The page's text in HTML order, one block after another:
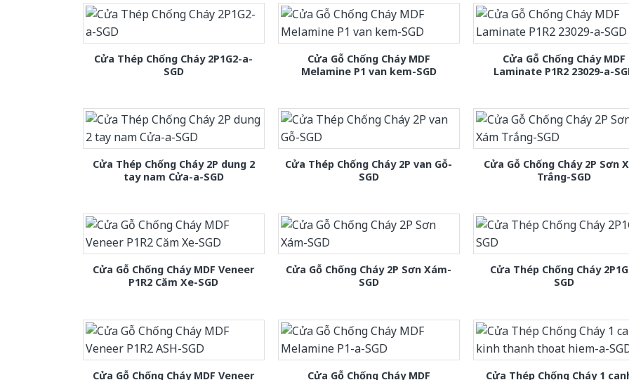
Cửa Thép Chống Cháy 2P1G2-a-
SGD
Cửa Gỗ Chống Cháy MDF
Melamine P1 van kem-SGD
Cửa Gỗ Chống Cháy MDF
Laminate P1R2 23029-a-
Cửa Thép Chống Cháy 2P dung 2
tay nam Cửa-a-SGD
Cửa Thép Chống Cháy 2P van Gỗ-
SGD
Cửa Gỗ Chống Cháy 2P Sơn
Trắng-SGD
Cửa Gỗ Chống Cháy MDF Veneer
P1R2 Căm Xe-SGD
Cửa Gỗ Chống Cháy 2P Sơn Xám-
SGD
Cửa Thép Chống Cháy
SGD
Cửa Gỗ Chống Cháy MDF Veneer
Cửa Gỗ Chống Cháy MDF
Cửa Thép Chống Cháy 1